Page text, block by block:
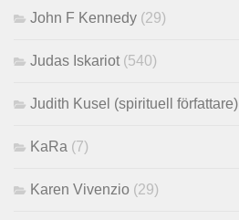
John F Kennedy (29)
Judas Iskariot (540)
Judith Kusel (spirituell författare)
KaRa (7)
Karen Vivenzio (29)